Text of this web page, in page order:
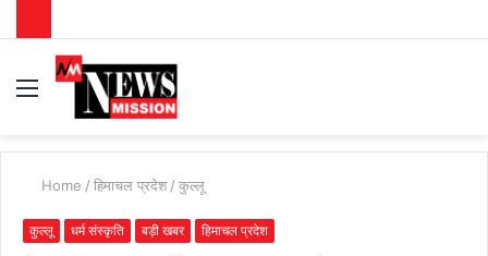
Menu
Home / हिमाचल प्रदेश / कुल्लू
कुल्लू धर्म संस्कृति बड़ी खबर हिमाचल प्रदेश